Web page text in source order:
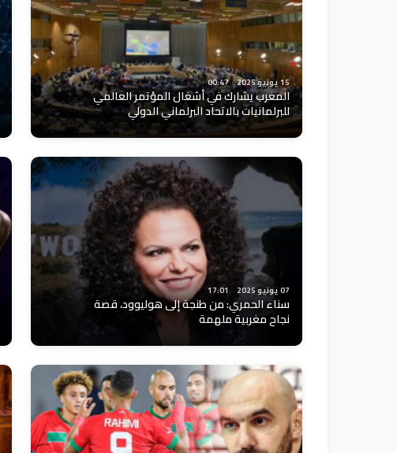
15 يونيو 2025 00:47
المغرب يشارك في أشغال المؤتمر العالمي
للبرلمانيات بالاتحاد البرلماني الدولي
07 يونيو 2025 17:01
سناء الحمري: من طنجة إلى هوليوود، قصة
نجاح مغربية ملهمة